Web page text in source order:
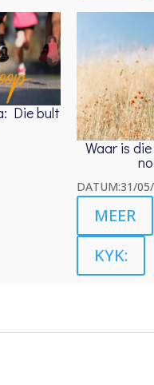
Die bult
Waar is
DATUM:31/
MEER
KYK: